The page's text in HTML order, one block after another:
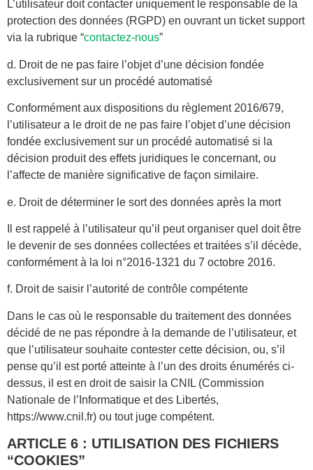
L’utilisateur doit contacter uniquement le responsable de la
protection des données (RGPD) en ouvrant un ticket support
via la rubrique “contactez-nous”
d. Droit de ne pas faire l’objet d’une décision fondée
exclusivement sur un procédé automatisé
Conformément aux dispositions du règlement 2016/679,
l’utilisateur a le droit de ne pas faire l’objet d’une décision
fondée exclusivement sur un procédé automatisé si la
décision produit des effets juridiques le concernant, ou
l’affecte de manière significative de façon similaire.
e. Droit de déterminer le sort des données après la mort
Il est rappelé à l’utilisateur qu’il peut organiser quel doit être
le devenir de ses données collectées et traitées s’il décède,
conformément à la loi n°2016-1321 du 7 octobre 2016.
f. Droit de saisir l’autorité de contrôle compétente
Dans le cas où le responsable du traitement des données
décidé de ne pas répondre à la demande de l’utilisateur, et
que l’utilisateur souhaite contester cette décision, ou, s’il
pense qu’il est porté atteinte à l’un des droits énumérés ci-
dessus, il est en droit de saisir la CNIL (Commission
Nationale de l’Informatique et des Libertés,
https://www.cnil.fr) ou tout juge compétent.
ARTICLE 6 : UTILISATION DES FICHIERS
“COOKIES”